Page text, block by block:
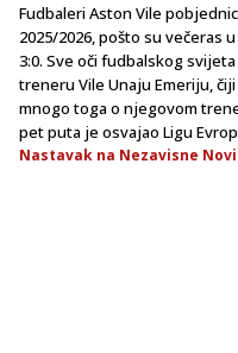
Fudbaleri Aston Vile
2025/2026, pošto su večeras
3:0. Sve oči fudbalskog
treneru Vile Unaju Emeriju,
mnogo toga o njegovom
pet puta je osvajao Ligu
Nastavak na Nezavisne